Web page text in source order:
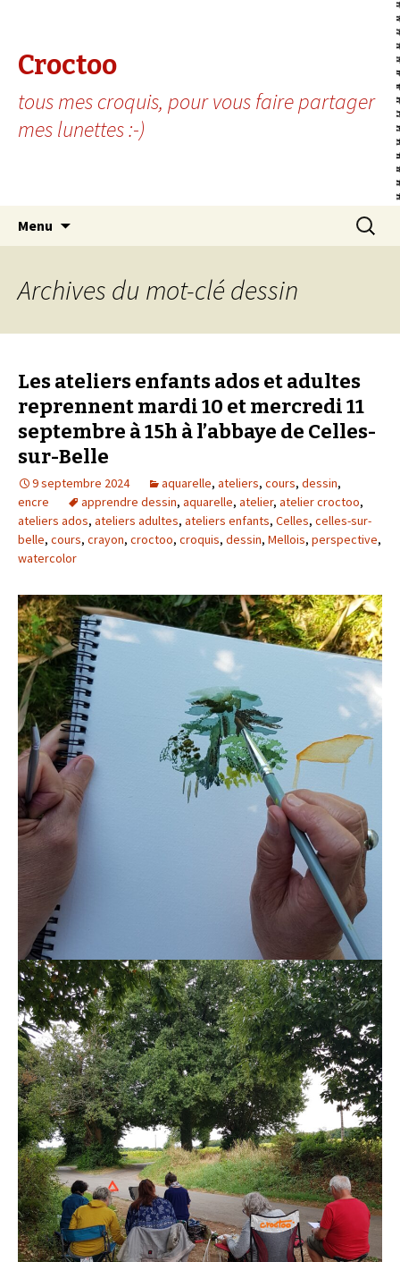
Croctoo
tous mes croquis, pour vous faire partager
mes lunettes :-)
Menu
Archives du mot-clé dessin
Les ateliers enfants ados et adultes
reprennent mardi 10 et mercredi 11
septembre à 15h à l’abbaye de Celles-
sur-Belle
9 septembre 2024 aquarelle, ateliers, cours, dessin,
encre
apprendre dessin, aquarelle, atelier, atelier croctoo,
ateliers ados, ateliers adultes, ateliers enfants, Celles, celles-sur-
belle, cours, crayon, croctoo, croquis, dessin, Mellois, perspective,
watercolor